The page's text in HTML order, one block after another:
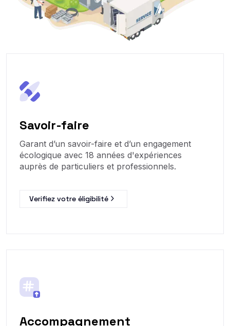
Savoir-faire
Garant d’un savoir-faire et d’un engagement
écologique avec 18 années d'expériences
auprès de particuliers et professionnels.
Verifiez votre éligibilité
Accompagnement